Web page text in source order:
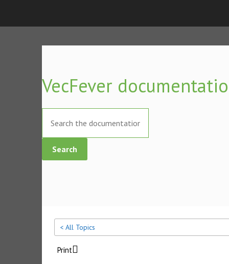
VecFever
Search
< All Topics
Print